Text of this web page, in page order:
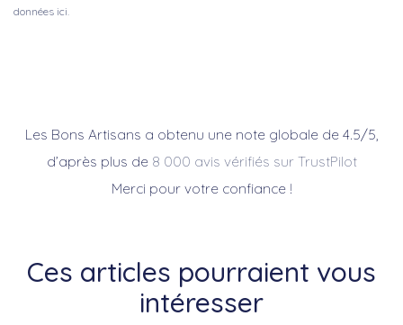
données ici.
Les Bons Artisans a obtenu une note globale de 4.5/5,
d’après plus de 8 000 avis vérifiés sur TrustPilot
Merci pour votre confiance !
Ces articles pourraient vous
intéresser